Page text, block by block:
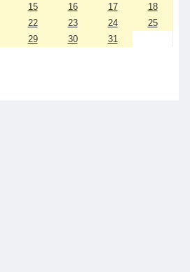
15 16 17
18
22 23 24
25
29 30 31